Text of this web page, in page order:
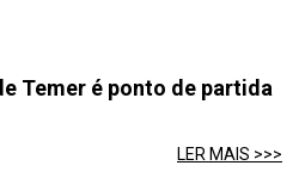
Temer é ponto de partida
LER MAIS >>>